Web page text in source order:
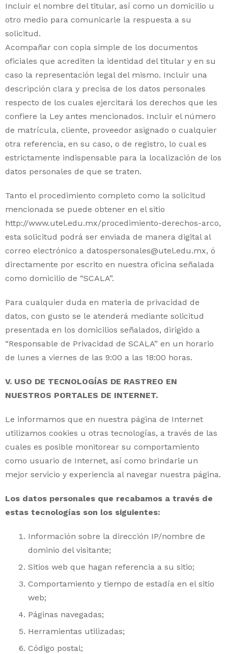
Incluir el nombre del titular, así como un domicilio u
otro medio para comunicarle la respuesta a su
solicitud.
Acompañar con copia simple de los documentos
oficiales que acrediten la identidad del titular y en su
caso la representación legal del mismo. Incluir una
descripción clara y precisa de los datos personales
respecto de los cuales ejercitará los derechos que les
confiere la Ley antes mencionados. Incluir el número
de matrícula, cliente, proveedor asignado o cualquier
otra referencia, en su caso, o de registro, lo cual es
estrictamente indispensable para la localización de los
datos personales de que se traten.
Tanto el procedimiento completo como la solicitud
mencionada se puede obtener en el sitio
http://www.utel.edu.mx/procedimiento-derechos-arco,
esta solicitud podrá ser enviada de manera digital al
correo electrónico a datospersonales@utel.edu.mx, ó
directamente por escrito en nuestra oficina señalada
como domicilio de “SCALA”.
Para cualquier duda en materia de privacidad de
datos, con gusto se le atenderá mediante solicitud
presentada en los domicilios señalados, dirigido a
“Responsable de Privacidad de SCALA” en un horario
de lunes a viernes de las 9:00 a las 18:00 horas.
V. USO DE TECNOLOGÍAS DE RASTREO EN
NUESTROS PORTALES DE INTERNET.
Le informamos que en nuestra página de Internet
utilizamos cookies u otras tecnologías, a través de las
cuales es posible monitorear su comportamiento
como usuario de Internet, así como brindarle un
mejor servicio y experiencia al navegar nuestra página.
Los datos personales que recabamos a través de
estas tecnologías son los siguientes:
Información sobre la dirección IP/nombre de
dominio del visitante;
Sitios web que hagan referencia a su sitio;
Comportamiento y tiempo de estadía en el sitio
web;
Páginas navegadas;
Herramientas utilizadas;
Código postal;